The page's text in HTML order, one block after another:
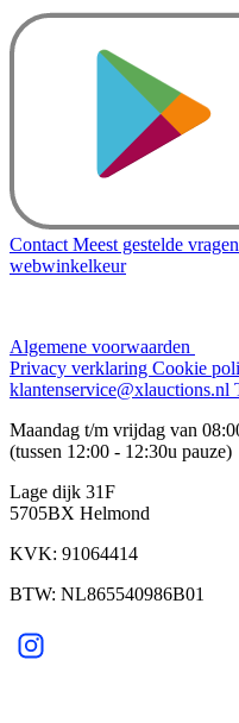
Contact Meest gestelde vragen
webwinkelkeur
Algemene voorwaarden
Privacy verklaring Cookie
klantenservice@xlauctions.nl
Maandag t/m vrijdag van
(tussen 12:00 - 12:30u pauze)
Lage dijk 31F
5705BX Helmond
KVK: 91064414
BTW: NL865540986B01